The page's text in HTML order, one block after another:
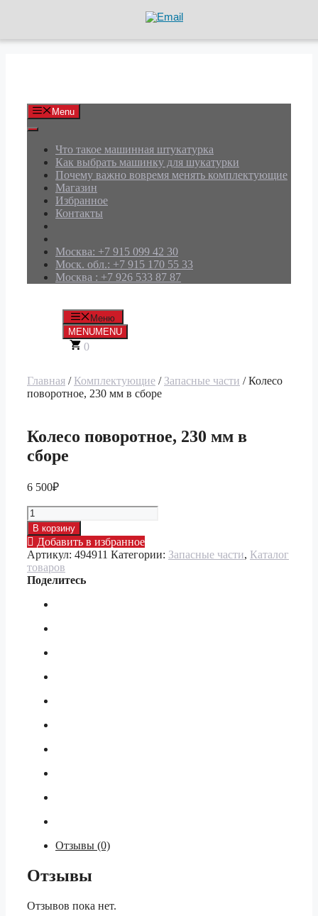
Menu
Что такое машинная штукатурка
Как выбрать машинку для шукатурки
Почему важно вовремя менять комплектующие
Магазин
Избранное
Контакты
Москва: +7 915 099 42 30
Моск. обл.: +7 915 170 55 33
Москва : +7 926 533 87 87
Меню
MENUMENU
0
Главная / Комплектующие / Запасные части / Колесо
поворотное, 230 мм в сборе
Колесо поворотное, 230 мм в
сборе
6 500₽
Количество
товара
Колесо
поворотное,
230
мм
сборе
В корзину
Добавить в избранное
Артикул: 494911 Категории: Запасные части, Каталог
товаров
Поделитесь
Отзывы (0)
Отзывы
Отзывов пока нет.